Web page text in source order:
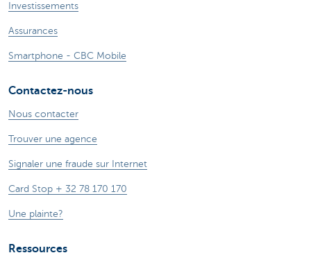
Investissements
Assurances
Smartphone - CBC Mobile
Contactez-nous
Nous contacter
Trouver une agence
Signaler une fraude sur Internet
Card Stop + 32 78 170 170
Une plainte?
Ressources